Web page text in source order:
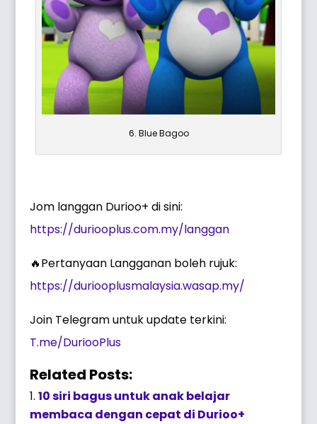
6. Blue Bagoo
Jom langgan Durioo+ di sini:
https://duriooplus.com.my/langgan
🔥Pertanyaan Langganan boleh rujuk:
https://duriooplusmalaysia.wasap.my/
Join Telegram untuk update terkini:
T.me/DuriooPlus
Related Posts:
10 siri bagus untuk anak belajar
membaca dengan cepat di Durioo+